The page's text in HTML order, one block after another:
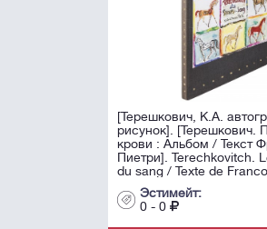
[Терешкович, К.А. автограф
рисунок]. [Терешкович.
крови : Альбом / Текст
Пиетри]. Terechkovitch. Les
du sang / Texte de Francois
Эстимейт:
0 - 0